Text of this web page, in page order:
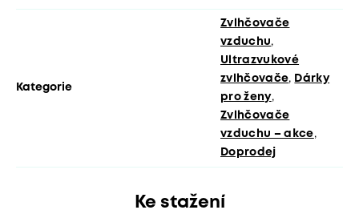
Kategorie
Zvlhčovače
vzduchu,
Ultrazvukové
zvlhčovače, Dárky
pro ženy,
Zvlhčovače
vzduchu – akce,
Doprodej
Ke stažení